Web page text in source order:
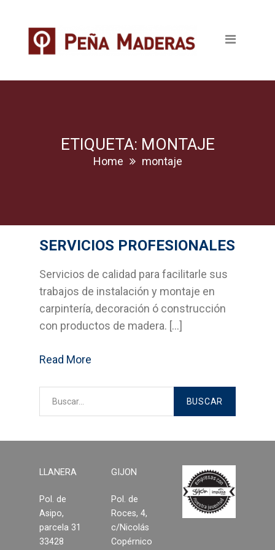
Productos
Tableros
Pavimentos
Bricolage
Cocinas
Formica
Outlet
Servicios
Aplicaciones
ETIQUETA: MONTAJE
Home montaje
SERVICIOS PROFESIONALES
Servicios de calidad para facilitarle sus
trabajos de instalación y montaje en
carpintería, decoración ó construcción
con productos de madera. […]
Read More
LLANERA
Pol. de
Asipo,
parcela 31
33428
GIJON
Pol. de
Roces, 4,
c/Nicolás
Copérnico